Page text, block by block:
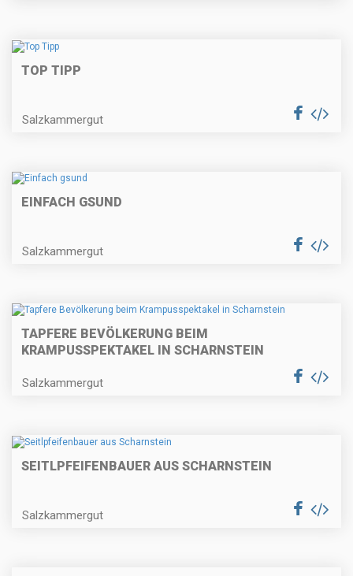
TOP TIPP
Salzkammergut
EINFACH GSUND
Salzkammergut
TAPFERE BEVÖLKERUNG BEIM
KRAMPUSSPEKTAKEL IN SCHARNSTEIN
Salzkammergut
SEITLPFEIFENBAUER AUS SCHARNSTEIN
Salzkammergut